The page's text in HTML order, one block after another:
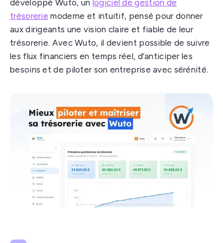
développé Wuto, un logiciel de gestion de
trésorerie moderne et intuitif, pensé pour donner
aux dirigeants une vision claire et fiable de leur
trésorerie. Avec Wuto, il devient possible de suivre
les flux financiers en temps réel, d’anticiper les
besoins et de piloter son entreprise avec sérénité.